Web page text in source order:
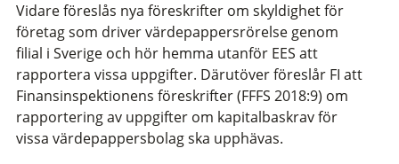
Vidare föreslås nya föreskrifter om skyldighet för
företag som driver värdepappersrörelse genom
filial i Sverige och hör hemma utanför EES att
rapportera vissa uppgifter. Därutöver föreslår FI att
Finansinspektionens föreskrifter (FFFS 2018:9) om
rapportering av uppgifter om kapitalbaskrav för
vissa värdepappersbolag ska upphävas.